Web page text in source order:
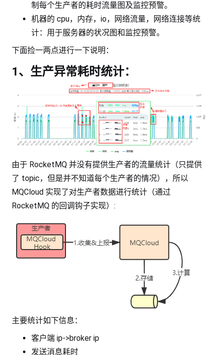
制每个生产者的耗时流量图及监控预警。
机器的 cpu，内存，io，网络流量，网络连接等统
计：用于服务器的状况图和监控预警。
下面捡一两点进行一下说明：
1、生产异常耗时统计：
由于 RocketMQ 并没有提供生产者的流量统计（只提供
了 topic，但是并不知道每个生产者的情况），所以
MQCloud 实现了对生产者数据进行统计（通过
RocketMQ 的回调钩子实现）:
主要统计如下信息：
客户端 ip->broker ip
发送消息耗时